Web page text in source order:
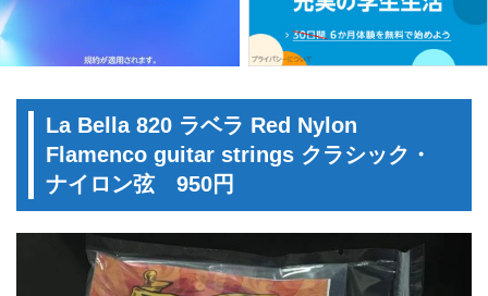
La Bella 820 ラベラ Red Nylon
Flamenco guitar strings クラシック・
ナイロン弦 950円